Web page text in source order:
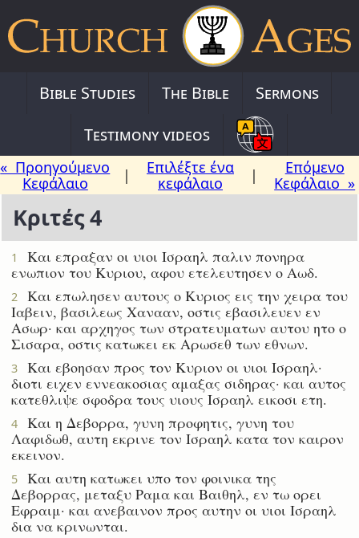
Bible Studies The Bible
Sermons
Testimony videos
« Προηγούμενο
Κεφάλαιο
|
Επιλέξτε ένα
κεφάλαιο
|
Επόμενο
Κεφάλαιο »
Κριτές 4
1
Και επραξαν οι υιοι Ισραηλ παλιν πονηρα
ενωπιον του Κυριου, αφου ετελευτησεν ο Αωδ.
2
Και επωλησεν αυτους ο Κυριος εις την χειρα του
Ιαβειν, βασιλεως Χανααν, οστις εβασιλευεν εν
Ασωρ· και αρχηγος των στρατευματων αυτου ητο ο
Σισαρα, οστις κατωκει εκ Αρωσεθ των εθνων.
3
Και εβοησαν προς τον Κυριον οι υιοι Ισραηλ·
διοτι ειχεν εννεακοσιας αμαξας σιδηρας· και αυτος
κατεθλιψε σφοδρα τους υιους Ισραηλ εικοσι ετη.
4
Και η Δεβορρα, γυνη προφητις, γυνη του
Λαφιδωθ, αυτη εκρινε τον Ισραηλ κατα τον καιρον
εκεινον.
5
Και αυτη κατωκει υπο τον φοινικα της
Δεβορρας, μεταξυ Ραμα και Βαιθηλ, εν τω ορει
Εφραιμ· και ανεβαινον προς αυτην οι υιοι Ισραηλ
δια να κρινωνται.